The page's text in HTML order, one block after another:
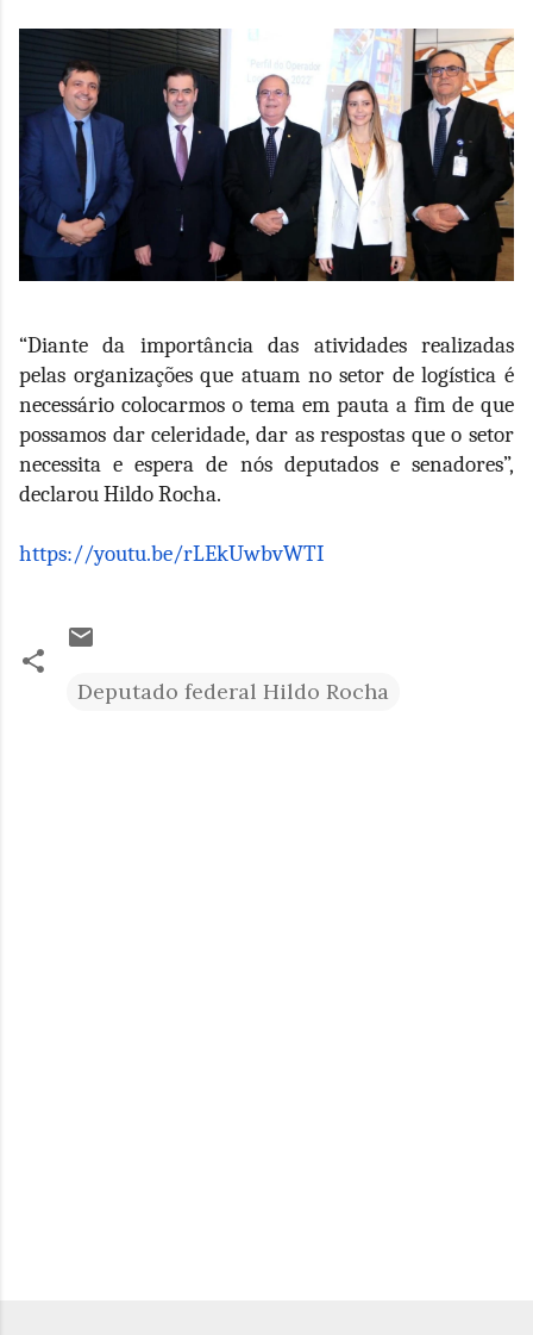
“Diante da importância das atividades realizadas
pelas organizações que atuam no setor de logística é
necessário colocarmos o tema em pauta a fim de que
possamos dar celeridade, dar as respostas que o setor
necessita e espera de nós deputados e senadores”,
declarou Hildo Rocha.
https://youtu.be/rLEkUwbvWTI
Deputado federal Hildo Rocha